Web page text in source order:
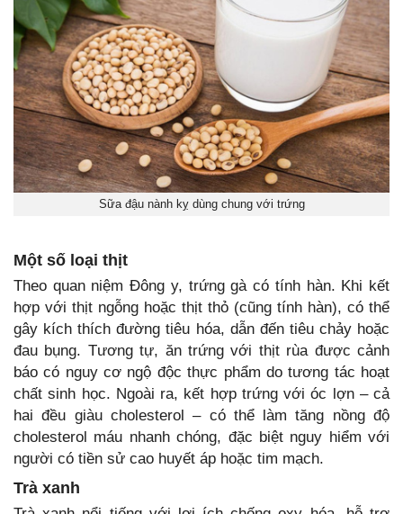
Sữa đậu nành kỵ dùng chung với trứng
Một số loại thịt
Theo quan niệm Đông y, trứng gà có tính hàn. Khi kết
hợp với thịt ngỗng hoặc thịt thỏ (cũng tính hàn), có thể
gây kích thích đường tiêu hóa, dẫn đến tiêu chảy hoặc
đau bụng. Tương tự, ăn trứng với thịt rùa được cảnh
báo có nguy cơ ngộ độc thực phẩm do tương tác hoạt
chất sinh học. Ngoài ra, kết hợp trứng với óc lợn – cả
hai đều giàu cholesterol – có thể làm tăng nồng độ
cholesterol máu nhanh chóng, đặc biệt nguy hiểm với
người có tiền sử cao huyết áp hoặc tim mạch.
Trà xanh